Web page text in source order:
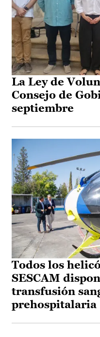
La Ley de
Consejo de
septiembre
Todos los
SESCAM
transfusión
prehospitalaria